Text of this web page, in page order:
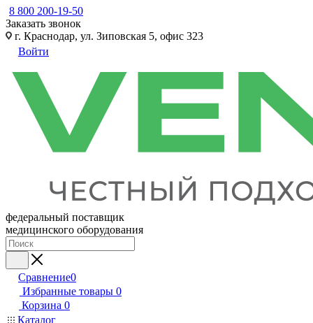
8 800 200-19-50
Заказать звонок
г. Краснодар, ул. Зиповская 5, офис 323
Войти
федеральный поставщик
медицинского оборудования
Сравнение0
Избранные товары 0
Корзина 0
Каталог